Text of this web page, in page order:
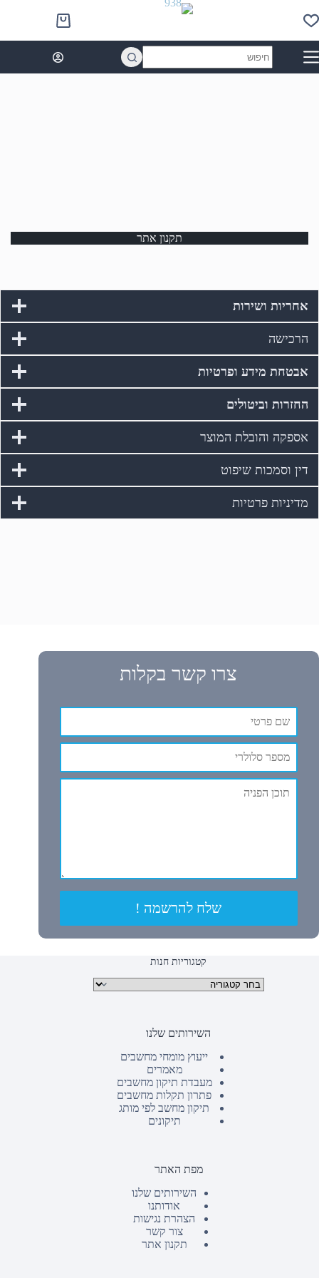
to
content
Shopping
cart
results
תקנון אתר
אחריות ושירות
הרכישה
אבטחת מידע ופרטיות
החזרות וביטולים
אספקה והובלת המוצר
דין וסמכות שיפוט
מדיניות פרטיות
צרו קשר בקלות
שלח להרשמה !
קטגוריות חנות
קטגוריות מוצרים
השירותים שלנו
ייעוץ מומחי מחשבים
מאמרים
מעבדת תיקון מחשבים
פתרון תקלות מחשבים
תיקון מחשב לפי מותג
תיקונים
מפת האתר
השירותים שלנו
אודותנו
הצהרת נגישות
צור קשר
תקנון אתר